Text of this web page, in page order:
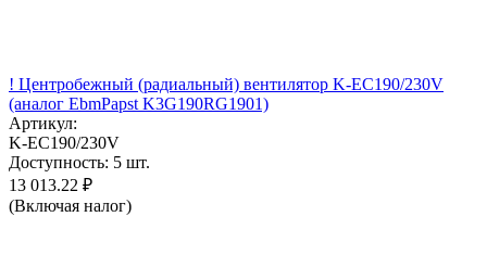
! Центробежный (радиальный) вентилятор K-EC190/230V
(аналог EbmPapst K3G190RG1901)
Артикул:
K-EC190/230V
Доступность: 5 шт.
13 013.22 ₽
(Включая налог)